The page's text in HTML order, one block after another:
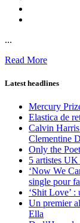
...
Read More
Latest headlines
Mercury
Elastica de
Calvin Harris
Clementine
Only the
5 artistes
‘Now We
single pour
‘Shit Love’
Un premier
Ella